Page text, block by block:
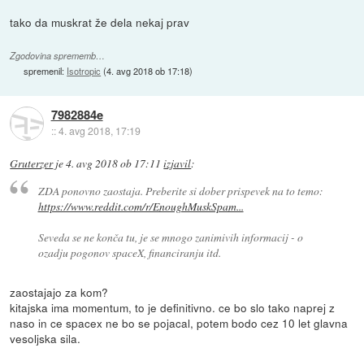
tako da muskrat že dela nekaj prav
Zgodovina sprememb…
spremenil: Isotropic (4. avg 2018 ob 17:18)
7982884e
::4. avg 2018, 17:19
Gruterzerje4. avg 2018 ob 17:11 izjavil:
ZDA ponovno zaostaja. Preberite si dober prispevek na to temo:
https://www.reddit.com/r/EnoughMuskSpam...
Seveda se ne konča tu, je se mnogo zanimivih informacij - o
ozadju pogonov spaceX, financiranju itd.
zaostajajo za kom?
kitajska ima momentum, to je definitivno. ce bo slo tako naprej z
naso in ce spacex ne bo se pojacal, potem bodo cez 10 let glavna
vesoljska sila.